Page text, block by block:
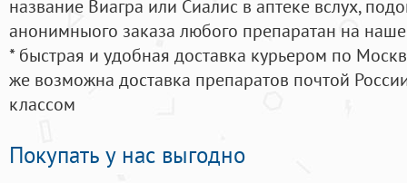
название Виагра или Сиалис в аптеке вслух,
анонимныого заказа любого препаратан на
* быстрая и удобная доставка курьером по
же возможна доставка препаратов почтой
классом
Покупать у нас выгодно